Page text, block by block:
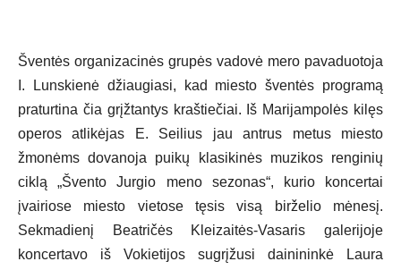
Šventės organizacinės grupės vadovė mero pavaduotoja
I. Lunskienė džiaugiasi, kad miesto šventės programą
praturtina čia grįžtantys kraštiečiai. Iš Marijampolės kilęs
operos atlikėjas E. Seilius jau antrus metus miesto
žmonėms dovanoja puikų klasikinės muzikos renginių
ciklą „Švento Jurgio meno sezonas“, kurio koncertai
įvairiose miesto vietose tęsis visą birželio mėnesį.
Sekmadienį Beatričės Kleizaitės-Vasaris galerijoje
koncertavo iš Vokietijos sugrįžusi dainininkė Laura